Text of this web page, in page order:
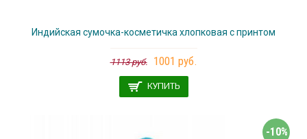
Индийская сумочка-косметичка хлопковая с принтом
1113 руб. 1001 руб.
КУПИТЬ
-10%